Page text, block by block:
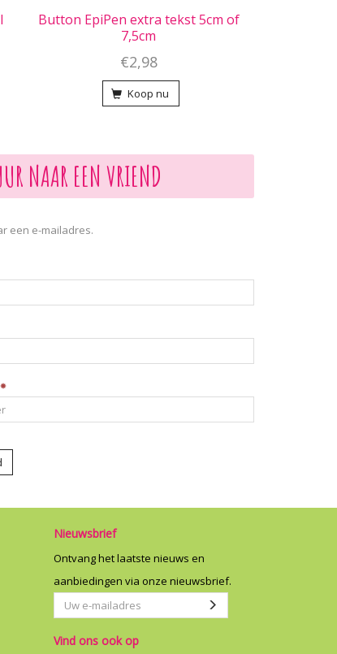
Button EpiPen extra tekst 5cm of
7,5cm
€2,98
Koop nu
NAAR EEN VRIEND
een e-mailadres.
Nieuwsbrief
Ontvang het laatste nieuws en
aanbiedingen via onze nieuwsbrief.
Uw
mailadres
Vind ons ook op